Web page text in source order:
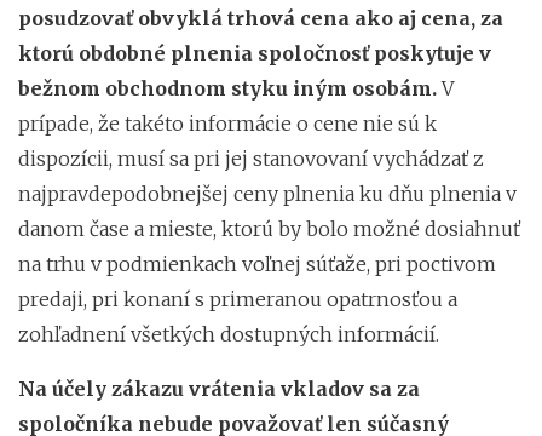
posudzovať obvyklá trhová cena ako aj cena, za
ktorú obdobné plnenia spoločnosť poskytuje v
bežnom obchodnom styku iným osobám.V
prípade, že takéto informácie o cene nie sú k
dispozícii, musí sa pri jej stanovovaní vychádzať z
najpravdepodobnejšej ceny plnenia ku dňu plnenia v
danom čase a mieste, ktorú by bolo možné dosiahnuť
na trhu v podmienkach voľnej súťaže, pri poctivom
predaji, pri konaní s primeranou opatrnosťou a
zohľadnení všetkých dostupných informácií.
Na účely zákazu vrátenia vkladov sa za
spoločníka nebude považovať len súčasný